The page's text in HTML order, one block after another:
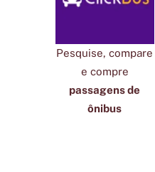
Pesquise, compare
e compre
passagens de
ônibus